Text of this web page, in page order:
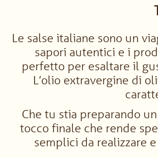
Le salse italiane sono un
sapori autentici e i
perfetto per esaltare il
L’olio extravergine di
Che tu stia preparando
tocco finale che rende
semplici da realizzare